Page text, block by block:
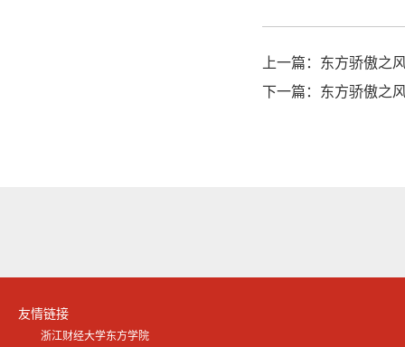
上一篇： 东方骄傲之
下一篇： 东方骄傲之
友情链接
浙江财经大学东方学院